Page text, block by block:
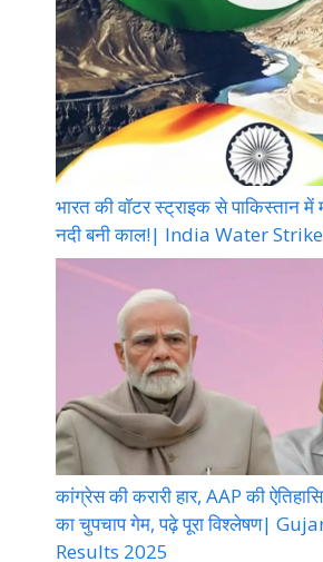
भारत की वॉटर स्ट्राइक से पाकिस्तान में
नदी बनी काल!| India Water
कांग्रेस की करारी हार, AAP की
का चुपचाप गेम, पढ़े पूरा विश्लेषण|
Results 2025